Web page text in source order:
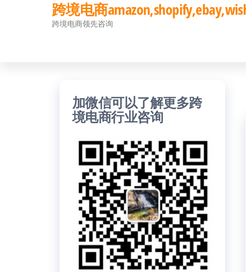
跨境电商
跨境电商领先咨询
加微信可以了解更多跨
境电商行业咨询